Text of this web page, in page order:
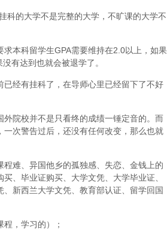
科的大学不是完整的大学，不旷课的大学不
本科留学生GPA需要维持在2.0以上，如果
有达到也就会被退学了。
经有挂科了，在导师心里已经留下了不好
院校并不是只看终的成绩一锤定音的。而
次警告过后，还没有任何改变，那么也就
难、异国他乡的孤独感、失恋、金钱上的
、毕业证购买、大学文凭、大学毕业证、
新西兰大学文凭、教育部认证、留学回国
，学习的）；